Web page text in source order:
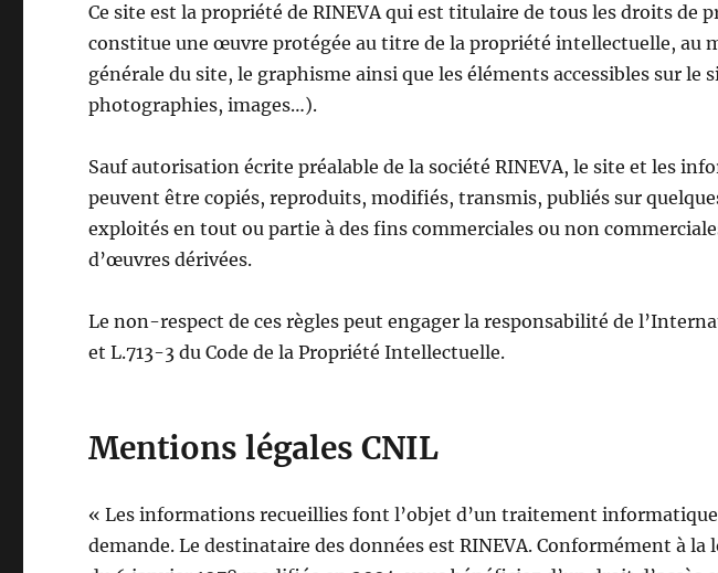
Ce site est la propriété de RINEVA qui est titulaire de tous les droits de
constitue une œuvre protégée au titre de la propriété intellectuelle, au
générale du site, le graphisme ainsi que les éléments accessibles sur le
photographies, images…).
Sauf autorisation écrite préalable de la société RINEVA, le site et les
peuvent être copiés, reproduits, modifiés, transmis, publiés sur
exploités en tout ou partie à des fins commerciales ou non
d’œuvres dérivées.
Le non-respect de ces règles peut engager la responsabilité de
et L.713-3 du Code de la Propriété Intellectuelle.
Mentions légales CNIL
« Les informations recueillies font l’objet d’un traitement
demande. Le destinataire des données est RINEVA. Conformément à